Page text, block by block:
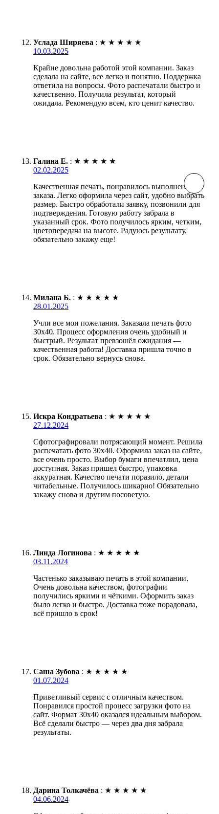
Услада Ширяева : ★ ★ ★ ★ ★
10.03.2025
Крайне довольна работой этой компании. Заказ
сделала на сайте, все легко и понятно. Поддержка
ответила на вопросы. Фото распечатали быстро и
качественно. Получила результат, который
ожидала. Рекомендую всем, кто ценит качество.
Галина Е. : ★ ★ ★ ★ ★
02.02.2025
Качественная печать, понравилось выполнение
заказа. Легко оформила через сайт, удобно выбрать
размер. Быстро обработали заявку, позвонили для
подтверждения. Готовую работу забрала в
указанный срок. Фото получилось ярким, четким,
цветопередача на высоте. Радуюсь результату,
обязательно закажу еще!
Милана Б. : ★ ★ ★ ★ ★
28.01.2025
Учли все мои пожелания. Заказала печать фото
30х40. Процесс оформления очень удобный и
быстрый. Результат превзошёл ожидания —
качественная работа! Доставка пришла точно в
срок. Обязательно вернусь снова.
Искра Кондратьева : ★ ★ ★ ★ ★
27.12.2024
Сфотографировали потрясающий момент. Решила
распечатать фото 30х40. Оформила заказ на сайте,
все очень просто. Выбор бумаги впечатлил, цена
доступная. Заказ пришел быстро, упаковка
аккуратная. Качество печати поразило, детали
читабельные. Получилось шикарно! Обязательно
закажу снова и другим посоветую.
Линда Логинова : ★ ★ ★ ★ ★
03.11.2024
Частенько заказываю печать в этой компании.
Очень довольна качеством, фотографии
получились яркими и чёткими. Оформить заказ
было легко и быстро. Доставка тоже порадовала,
всё пришло в срок!
Саша Зубова : ★ ★ ★ ★ ★
01.07.2024
Приветливый сервис с отличным качеством.
Понравился простой процесс загрузки фото на
сайт. Формат 30х40 оказался идеальным выбором.
Всё сделали быстро — через два дня забрала
результаты.
Дарина Толкачёва : ★ ★ ★ ★ ★
04.06.2024